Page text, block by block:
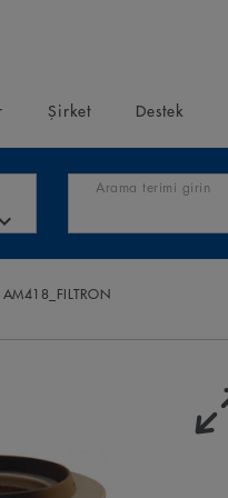
Şirket Destek
Arama terimi girin
AM418_FILTRON